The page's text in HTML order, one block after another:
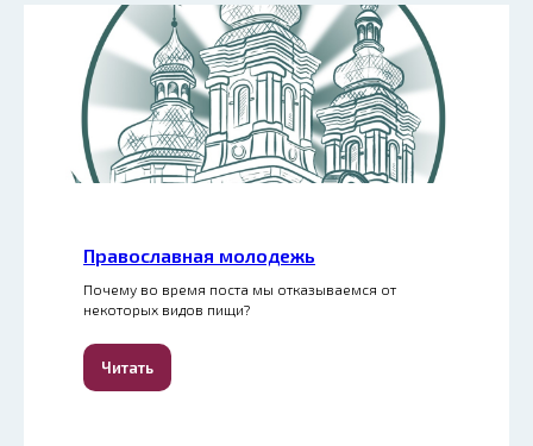
Православная молодежь
Почему во время поста мы отказываемся от
некоторых видов пищи?
Читать